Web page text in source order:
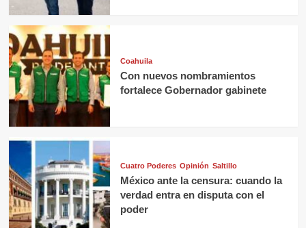
Coahuila
Con nuevos nombramientos
fortalece Gobernador gabinete
Cuatro Poderes Opinión Saltillo
México ante la censura: cuando la
verdad entra en disputa con el
poder